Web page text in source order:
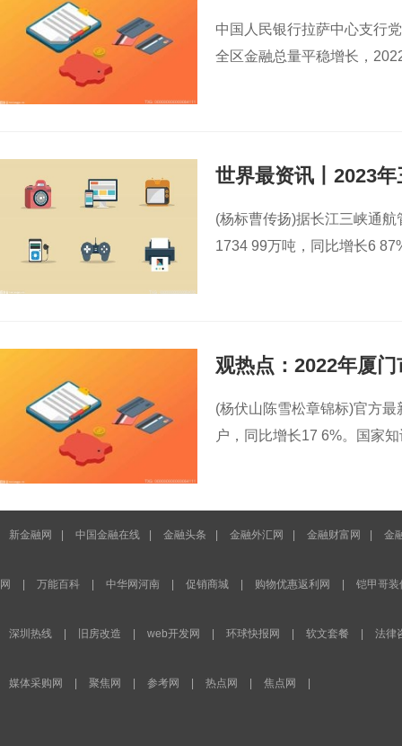
中国人民银行拉萨中心支行
全区金融总量平稳增长，
世界最资讯丨2023
(杨标曹传扬)据长江三峡通
1734 99万吨，同比增长6
观热点：2022年厦
(杨伏山陈雪松章锦标)官方
户，同比增长17 6%。国家
新金融网 中国金融在线 金融头条 金融外汇网 金融财富网 金
网 万能百科 中华网河南 促销商城 购物优惠返利网 铠甲哥装
深圳热线 旧房改造 web开发网 环球快报网 软文套餐 法律
媒体采购网 聚焦网 参考网 热点网 焦点网